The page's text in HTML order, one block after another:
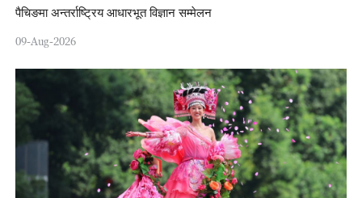
पैचिङमा अन्तर्राष्ट्रिय आधारभूत विज्ञान सम्मेलन
09-Aug-2026